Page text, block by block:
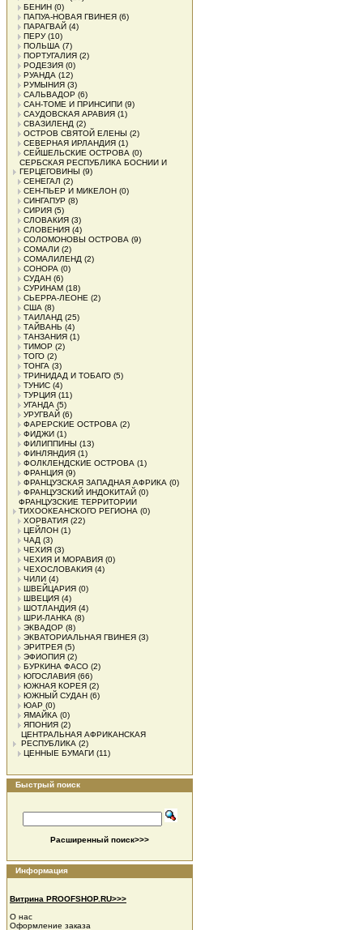
БЕНИН (0)
ПАПУА-НОВАЯ ГВИНЕЯ (6)
ПАРАГВАЙ (4)
ПЕРУ(10)
ПОЛЬША (7)
ПОРТУГАЛИЯ (2)
РОДЕЗИЯ (0)
РУАНДА (12)
РУМЫНИЯ (3)
САЛЬВАДОР (6)
САН-ТОМЕ И ПРИНСИПИ (9)
САУДОВСКАЯ АРАВИЯ (1)
СВАЗИЛЕНД (2)
ОСТРОВ СВЯТОЙ ЕЛЕНЫ (2)
СЕВЕРНАЯ ИРЛАНДИЯ (1)
СЕЙШЕЛЬСКИЕ ОСТРОВА (0)
СЕРБСКАЯ РЕСПУБЛИКА БОСНИИ И
ГЕРЦЕГОВИНЫ (9)
СЕНЕГАЛ (2)
СЕН-ПЬЕР И МИКЕЛОН (0)
СИНГАПУР (8)
СИРИЯ (5)
СЛОВАКИЯ (3)
СЛОВЕНИЯ (4)
СОЛОМОНОВЫ ОСТРОВА (9)
СОМАЛИ (2)
СОМАЛИЛЕНД (2)
СОНОРА (0)
СУДАН (6)
СУРИНАМ (18)
СЬЕРРА-ЛЕОНЕ (2)
США (8)
ТАИЛАНД (25)
ТАЙВАНЬ (4)
ТАНЗАНИЯ (1)
ТИМОР (2)
ТОГО (2)
ТОНГА (3)
ТРИНИДАД И ТОБАГО (5)
ТУНИС (4)
ТУРЦИЯ (11)
УГАНДА (5)
УРУГВАЙ (6)
ФАРЕРСКИЕ ОСТРОВА (2)
ФИДЖИ (1)
ФИЛИППИНЫ (13)
ФИНЛЯНДИЯ (1)
ФОЛКЛЕНДСКИЕ ОСТРОВА (1)
ФРАНЦИЯ (9)
ФРАНЦУЗСКАЯ ЗАПАДНАЯ АФРИКА (0)
ФРАНЦУЗСКИЙ ИНДОКИТАЙ (0)
ФРАНЦУЗСКИЕ ТЕРРИТОРИИ
ТИХООКЕАНСКОГО РЕГИОНА (0)
ХОРВАТИЯ (22)
ЦЕЙЛОН (1)
ЧАД (3)
ЧЕХИЯ (3)
ЧЕХИЯ И МОРАВИЯ (0)
ЧЕХОСЛОВАКИЯ (4)
ЧИЛИ (4)
ШВЕЙЦАРИЯ (0)
ШВЕЦИЯ (4)
ШОТЛАНДИЯ (4)
ШРИ-ЛАНКА (8)
ЭКВАДОР (8)
ЭКВАТОРИАЛЬНАЯ ГВИНЕЯ (3)
ЭРИТРЕЯ (5)
ЭФИОПИЯ (2)
БУРКИНА ФАСО (2)
ЮГОСЛАВИЯ (66)
ЮЖНАЯ КОРЕЯ (2)
ЮЖНЫЙ СУДАН (6)
ЮАР (0)
ЯМАЙКА (0)
ЯПОНИЯ (2)
ЦЕНТРАЛЬНАЯ АФРИКАНСКАЯ
РЕСПУБЛИКА (2)
ЦЕННЫЕ БУМАГИ (11)
Быстрый поиск
Расширенный поиск>>>
Информация
Витрина PROOFSHOP.RU>>>
О нас
Оформление заказа